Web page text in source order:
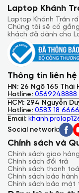
Laptop Khánh
Laptop Khánh Trần
Chúng tôi sẽ cố
khách đã dành cho
Thông tin liên hệ
HN: 26 Ngõ 165
Hotline:
HCM: 294 Nguyễn
Hotline: 0583 18 6666
Email:
Social network:
Chính sách và
Chính sách giao
Chính sách đổi trả
Chính sách thanh
Chính sách bảo hành
Chính sách bảo mật